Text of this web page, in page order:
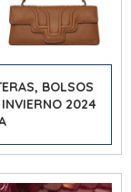
BOLSOS
INVIERNO 2024